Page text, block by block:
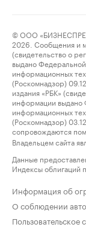
© ООО
2026. Сообщения и
(свидетельство о
выдано
информационных
(Роскомнадзор)
издания «РБК»
информации выдано
информационных
(Роскомнадзор)
сопровождаются
Владельцем сайта
Данные
Индексы облигаций
Информация об
О соблюдении
Пользовательское